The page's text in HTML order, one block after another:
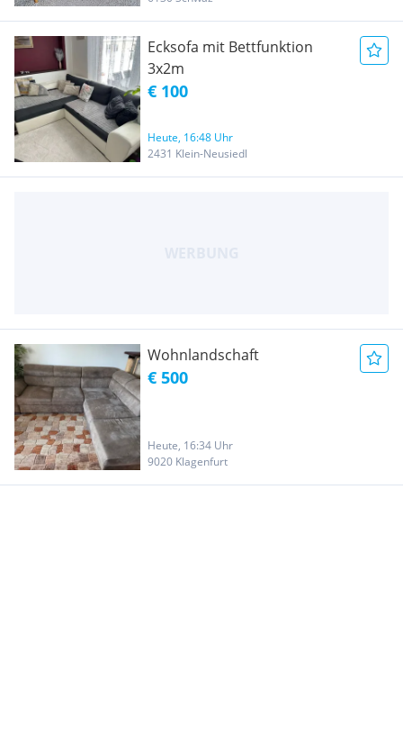
Ecksofa mit Bettfunktion
3x2m
€ 100
Heute, 16:48 Uhr
2431 Klein-Neusiedl
Wohnlandschaft
€ 500
Heute, 16:34 Uhr
9020 Klagenfurt